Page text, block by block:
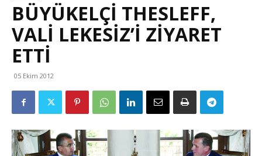
BÜYÜKELÇI THESLEFF,
VALI LEKESIZ’I ZIYARET
ETTI
05 Ekim 2012